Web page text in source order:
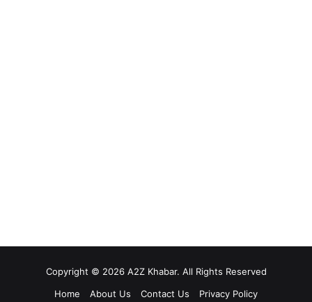
Copyright © 2026 A2Z Khabar. All Rights Reserved
Home
About Us Contact Us Privacy Policy